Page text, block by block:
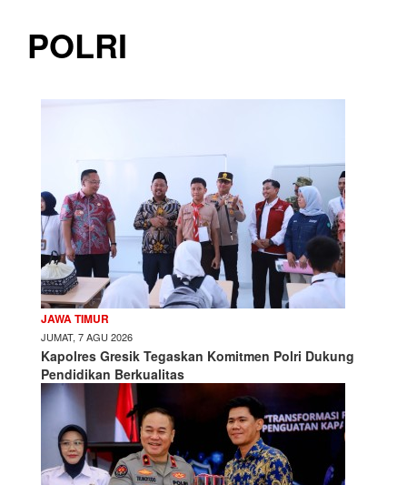
POLRI
JAWA TIMUR
JUMAT, 7 AGU 2026
Kapolres Gresik Tegaskan Komitmen Polri Dukung
Pendidikan Berkualitas